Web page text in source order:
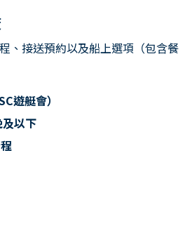
、接送預約以及船上選項（包含餐
遊艇會）
以下